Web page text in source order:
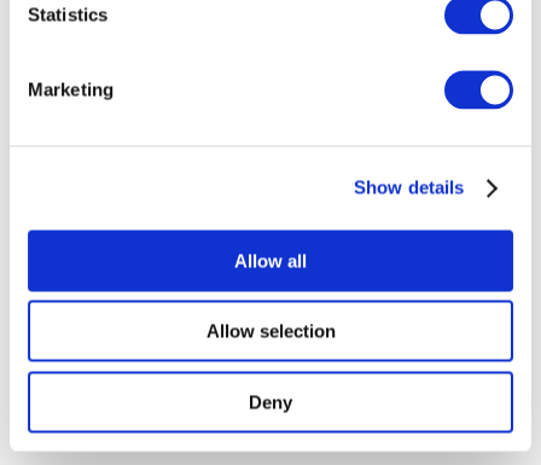
Statistics
Marketing
Show details
Allow all
Allow selection
Deny
Todos los